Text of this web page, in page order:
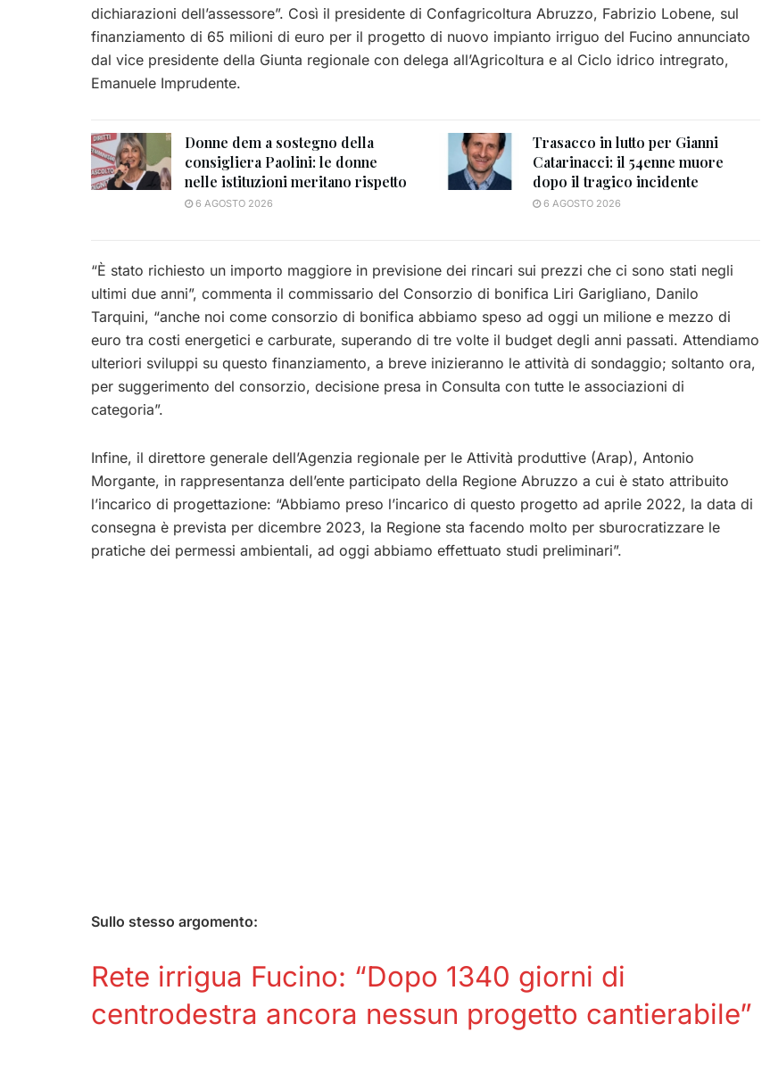
dichiarazioni dell’assessore”. Così il presidente di Confagricoltura Abruzzo, Fabrizio Lobene, sul
finanziamento di 65 milioni di euro per il progetto di nuovo impianto irriguo del Fucino annunciato
dal vice presidente della Giunta regionale con delega all’Agricoltura e al Ciclo idrico intregrato,
Emanuele Imprudente.
Donne dem a sostegno della
consigliera Paolini: le donne
nelle istituzioni meritano rispetto
6 AGOSTO 2026
Trasacco in lutto per Gianni
Catarinacci: il 54enne muore
dopo il tragico incidente
6 AGOSTO 2026
“È stato richiesto un importo maggiore in previsione dei rincari sui prezzi che ci sono stati negli
ultimi due anni”, commenta il commissario del Consorzio di bonifica Liri Garigliano, Danilo
Tarquini, “anche noi come consorzio di bonifica abbiamo speso ad oggi un milione e mezzo di
euro tra costi energetici e carburate, superando di tre volte il budget degli anni passati. Attendiamo
ulteriori sviluppi su questo finanziamento, a breve inizieranno le attività di sondaggio; soltanto ora,
per suggerimento del consorzio, decisione presa in Consulta con tutte le associazioni di
categoria”.
Infine, il direttore generale dell’Agenzia regionale per le Attività produttive (Arap), Antonio
Morgante, in rappresentanza dell’ente participato della Regione Abruzzo a cui è stato attribuito
l’incarico di progettazione: “Abbiamo preso l’incarico di questo progetto ad aprile 2022, la data di
consegna è prevista per dicembre 2023, la Regione sta facendo molto per sburocratizzare le
pratiche dei permessi ambientali, ad oggi abbiamo effettuato studi preliminari”.
Sullo stesso argomento:
Rete irrigua Fucino: “Dopo 1340 giorni di
centrodestra ancora nessun progetto cantierabile”